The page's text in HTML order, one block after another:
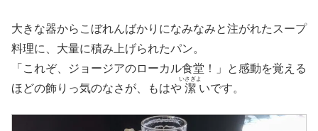
大きな器からこぼれんばかりになみなみと注がれたスープ
料理に、大量に積み上げられたパン。
「これぞ、ジョージアのローカル食堂！」と感動を覚える
ほどの飾りっ気のなさが、もはや 潔
いさぎよ
いです。